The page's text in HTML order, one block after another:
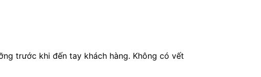
trước khi đến tay khách hàng. Không có vết